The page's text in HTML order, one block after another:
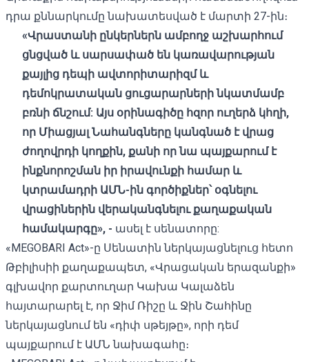
դրա քննարկումը նախատեսված է մարտի 27-ին։
«Վրաստանի ընկերներն ամբողջ աշխարհում
ցնցված և սարսափած են կառավարության
քայլից դեպի ավտորիտարիզմ և
դեմոկրատական ​​ցուցարարների նկատմամբ
բռնի ճնշում: Այս օրինագիծը հզոր ուղերձ կհղի,
որ Միացյալ Նահանգները կանգնած է վրաց
ժողովրդի կողքին, քանի որ նա պայքարում է
ինքնորոշման իր իրավունքի համար և
կտրամադրի ԱՄՆ-ին գործիքներ՝ օգնելու
վրացիներին վերականգնելու քաղաքական
համակարգը», - ասել է սենատորը:
«MEGOBARI Act»-ը Սենատին ներկայացնելուց հետո
Թբիլիսիի քաղաքապետ, «Վրացական երազանքի»
գլխավոր քարտուղար Կախա Կալաձեն
հայտարարել է, որ Ջիմ Ռիշը և Ջին Շահինը
ներկայացնում են «դիփ սթեյթը», որի դեմ
պայքարում է ԱՄՆ նախագահը։